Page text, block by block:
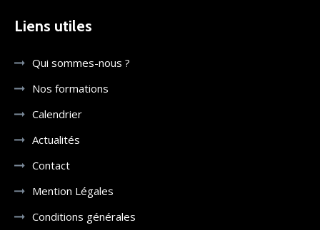
Liens utiles
Qui sommes-nous ?
Nos formations
Calendrier
Actualités
Contact
Mention Légales
Conditions générales